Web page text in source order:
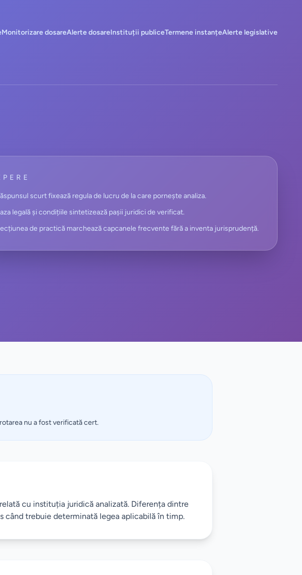
Monitorizare dosareAlerte dosareInstituții publiceTermene instanțeAlerte legislative
scurt fixează regula de lucru de la care pornește analiza.
legală și condițiile sintetizează pașii juridici de verificat.
de practică marchează capcanele frecvente fără a inventa jurisprudență.
nu a fost verificată cert.
cu instituția juridică analizată. Diferența dintre
când trebuie determinată legea aplicabilă în timp.